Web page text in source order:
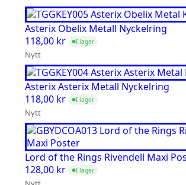
Asterix Obelix Metall Nyckelring
118,00 kr ●I lager
Nytt
Asterix Asterix Metall Nyckelring
118,00 kr ●I lager
Nytt
Lord of the Rings Rivendell Maxi
128,00 kr ●I lager